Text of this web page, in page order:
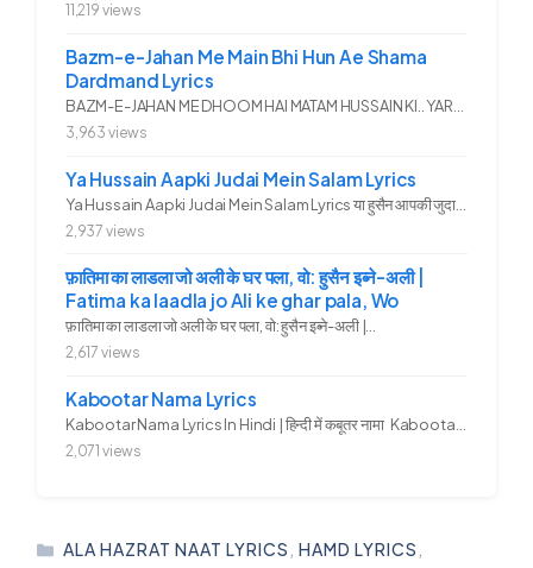
11,219 views
Bazm-e-Jahan Me Main Bhi Hun Ae Shama
Dardmand Lyrics
3,963 views
Ya Hussain Aapki Judai Mein Salam Lyrics
2,937 views
फ़ातिमा का लाडला जो अली के घर पला, वो: हुसैन इब्ने-अली |
Fatima ka laadla jo Ali ke ghar pala, Wo
फ़ातिमा का लाडला जो अली के घर पला, वो: हुसैन इब्ने-अली |...
2,617 views
Kabootar Nama Lyrics
2,071 views
CATEGORIES
ALA HAZRAT NAAT LYRICS ,HAMD LYRICS ,